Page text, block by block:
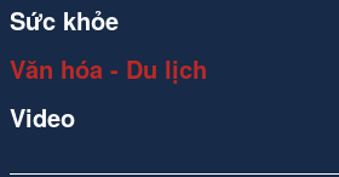
Sức khỏe
Văn hóa - Du lịch
Video